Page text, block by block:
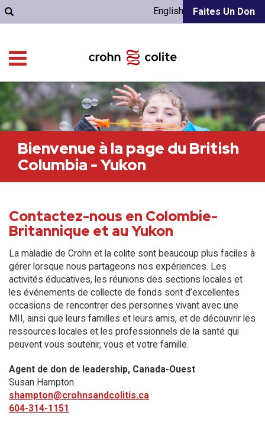
Faites Un Don
English
Bienvenue à la page du British
Columbia - Yukon
Contactez-nous en Colombie-
Britannique et au Yukon
La maladie de Crohn et la colite sont beaucoup plus faciles à
gérer lorsque nous partageons nos expériences. Les
activités éducatives, les réunions des sections locales et
les événements de collecte de fonds sont d’excellentes
occasions de rencontrer des personnes vivant avec une
MII, ainsi que leurs familles et leurs amis, et de découvrir les
ressources locales et les professionnels de la santé qui
peuvent vous soutenir, vous et votre famille.
Agent de don de leadership, Canada-Ouest
Susan Hampton
shampton@crohnsandcolitis.ca
604-314-1151